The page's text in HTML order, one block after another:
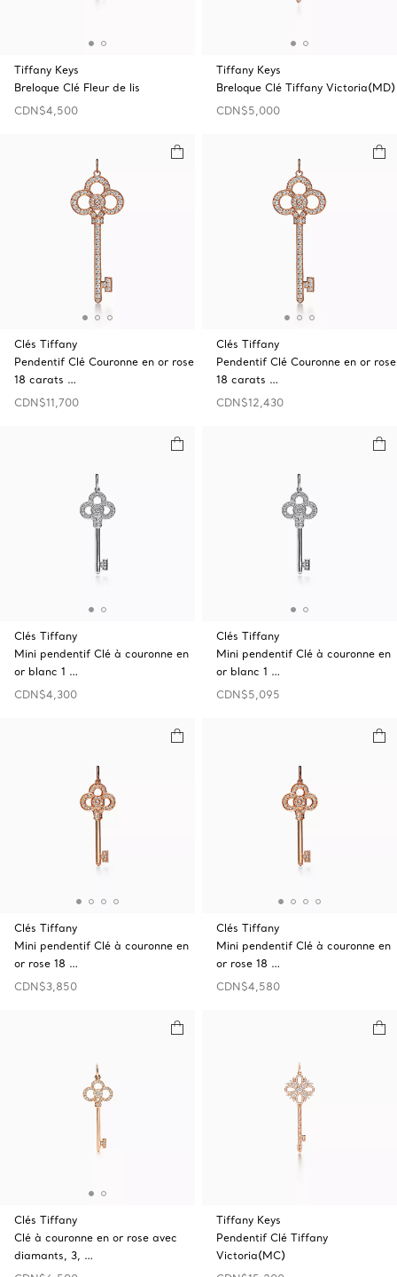
Tiffany Keys
Breloque Clé Fleur de lis
CDN$4,500
Tiffany Keys
Breloque Clé Tiffany Victoria(MD)
CDN$5,000
Clés Tiffany
Pendentif Clé Couronne en or rose
18 carats …
CDN$11,700
Clés Tiffany
Pendentif Clé Couronne en or rose
18 carats …
CDN$12,430
Clés Tiffany
Mini pendentif Clé à couronne en
or blanc 1 …
CDN$4,300
Clés Tiffany
Mini pendentif Clé à couronne en
or blanc 1 …
CDN$5,095
Clés Tiffany
Mini pendentif Clé à couronne en
or rose 18 …
CDN$3,850
Clés Tiffany
Mini pendentif Clé à couronne en
or rose 18 …
CDN$4,580
Clés Tiffany
Clé à couronne en or rose avec
diamants, 3, …
Tiffany Keys
Pendentif Clé Tiffany
Victoria(MC)